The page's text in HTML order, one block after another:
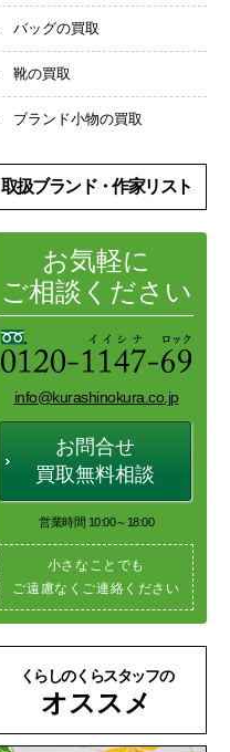
バッグの買取
靴の買取
ブランド小物の買取
取扱ブランド・作家リスト
お気軽に
ご相談ください
info@kurashinokura.co.jp
お問合せ
買取無料相談
営業時間 10:00～18:00
小さなことでも
ご遠慮なくご連絡ください
くらしのくらスタッフの
オススメ